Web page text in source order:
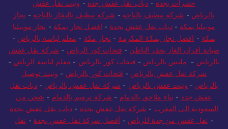
حشرات بجدة-دباب نقل عفش جده -ونيت نقل عفش
بالرياض -شركة تنظيف بالباحة-شركة تنظيف بالبخار بالباحة -نجار
موبيليا بمكة-دباب نقل عفش بجدة- افضل نجار بمكة-نجار موبيليا
بمكة -افضل نجار بمكة المكرمة-نجار مكة-معلم لياسة بالرياض -
صيانة افران الغاز بحفر الباطن -فتحات كور الرياض -شركة نقل عفش
بالرياض - مليس بالرياض -فتحات كور بالرياض - معلم لياسة الرياض -
شركة نقل عفش بالرياض - فتحات كور بالرياض - ونيت توصيل
بالرياض -ونيت عفش بالرياض - شركة نقل عفش بالرياض -دباب نقل
عفش جدة- بناء ملاحق بالدمام -شركة ترميم بالدمام -شحن من
السعودية الى المغرب- شركة نقل عفش بجدة-دباب نقل عفش بجدة
-نقل عفش من جدة للرياض - أفضل شركة نقل عفش بجدة-نقل